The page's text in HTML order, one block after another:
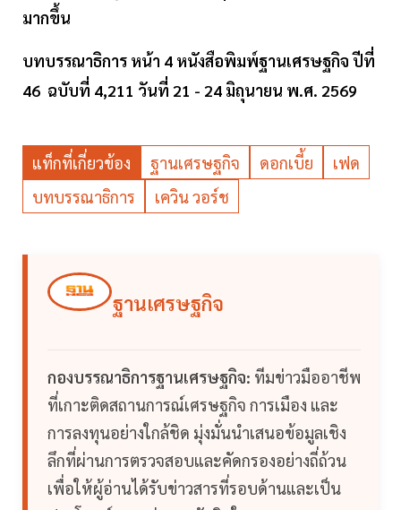
มากขึ้น
บทบรรณาธิการ หน้า 4 หนังสือพิมพ์ฐานเศรษฐกิจ ปีที่
46 ฉบับที่ 4,211 วันที่ 21 - 24 มิถุนายน พ.ศ. 2569
แท็กที่เกี่ยวข้อง ฐานเศรษฐกิจ ดอกเบี้ย
เฟด
บทบรรณาธิการ
เควิน วอร์ช
ฐานเศรษฐกิจ
กองบรรณาธิการฐานเศรษฐกิจ: ทีมข่าวมืออาชีพ
ที่เกาะติดสถานการณ์เศรษฐกิจ การเมือง และ
การลงทุนอย่างใกล้ชิด มุ่งมั่นนำเสนอข้อมูลเชิง
ลึกที่ผ่านการตรวจสอบและคัดกรองอย่างถี่ถ้วน
เพื่อให้ผู้อ่านได้รับข่าวสารที่รอบด้านและเป็น